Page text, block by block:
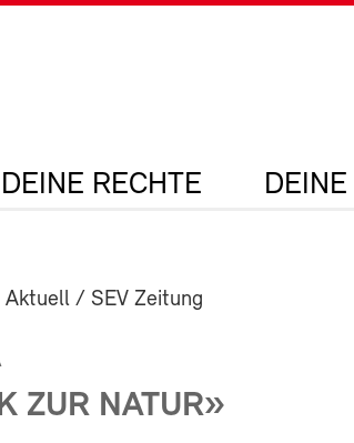
DEINE RECHTE DEINE
| Aktuell / SEV Zeitung
ZUR NATUR»